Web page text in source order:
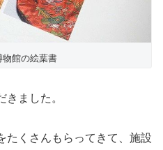
物館の絵葉書
ました。
たくさんもらってきて、施設